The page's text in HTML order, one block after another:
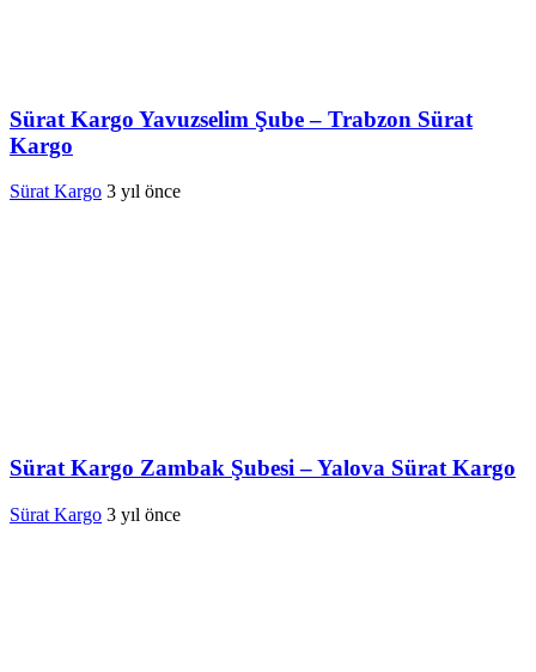
Sürat Kargo Yavuzselim Şube – Trabzon Sürat
Kargo
Sürat Kargo 3 yıl önce
Sürat Kargo Zambak Şubesi – Yalova Sürat Kargo
Sürat Kargo 3 yıl önce